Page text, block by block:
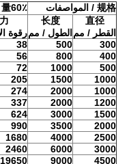
规格 / المواصفات 60٪ /
直径
القطر / مم
长度
الطول / ممر قوة
300
500
38
400
800
56
500
1000
72
1000
1500
205
1000
2000
274
1200
2000
337
1500
3000
624
2000
3500
990
2500
4000
1680
3000
6000
2460
4500
9000
19650